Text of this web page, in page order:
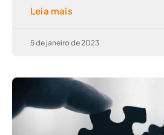
Leia mais
5 de janeiro de 2023